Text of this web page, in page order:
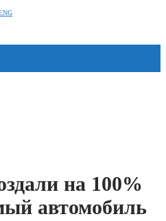
на 100%
автомобиль